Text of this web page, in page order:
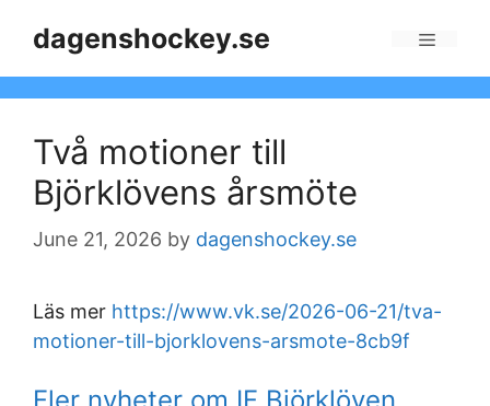
dagenshockey.se
Två motioner till
Björklövens årsmöte
June 21, 2026 by dagenshockey.se
Läs mer https://www.vk.se/2026-06-21/tva-
motioner-till-bjorklovens-arsmote-8cb9f